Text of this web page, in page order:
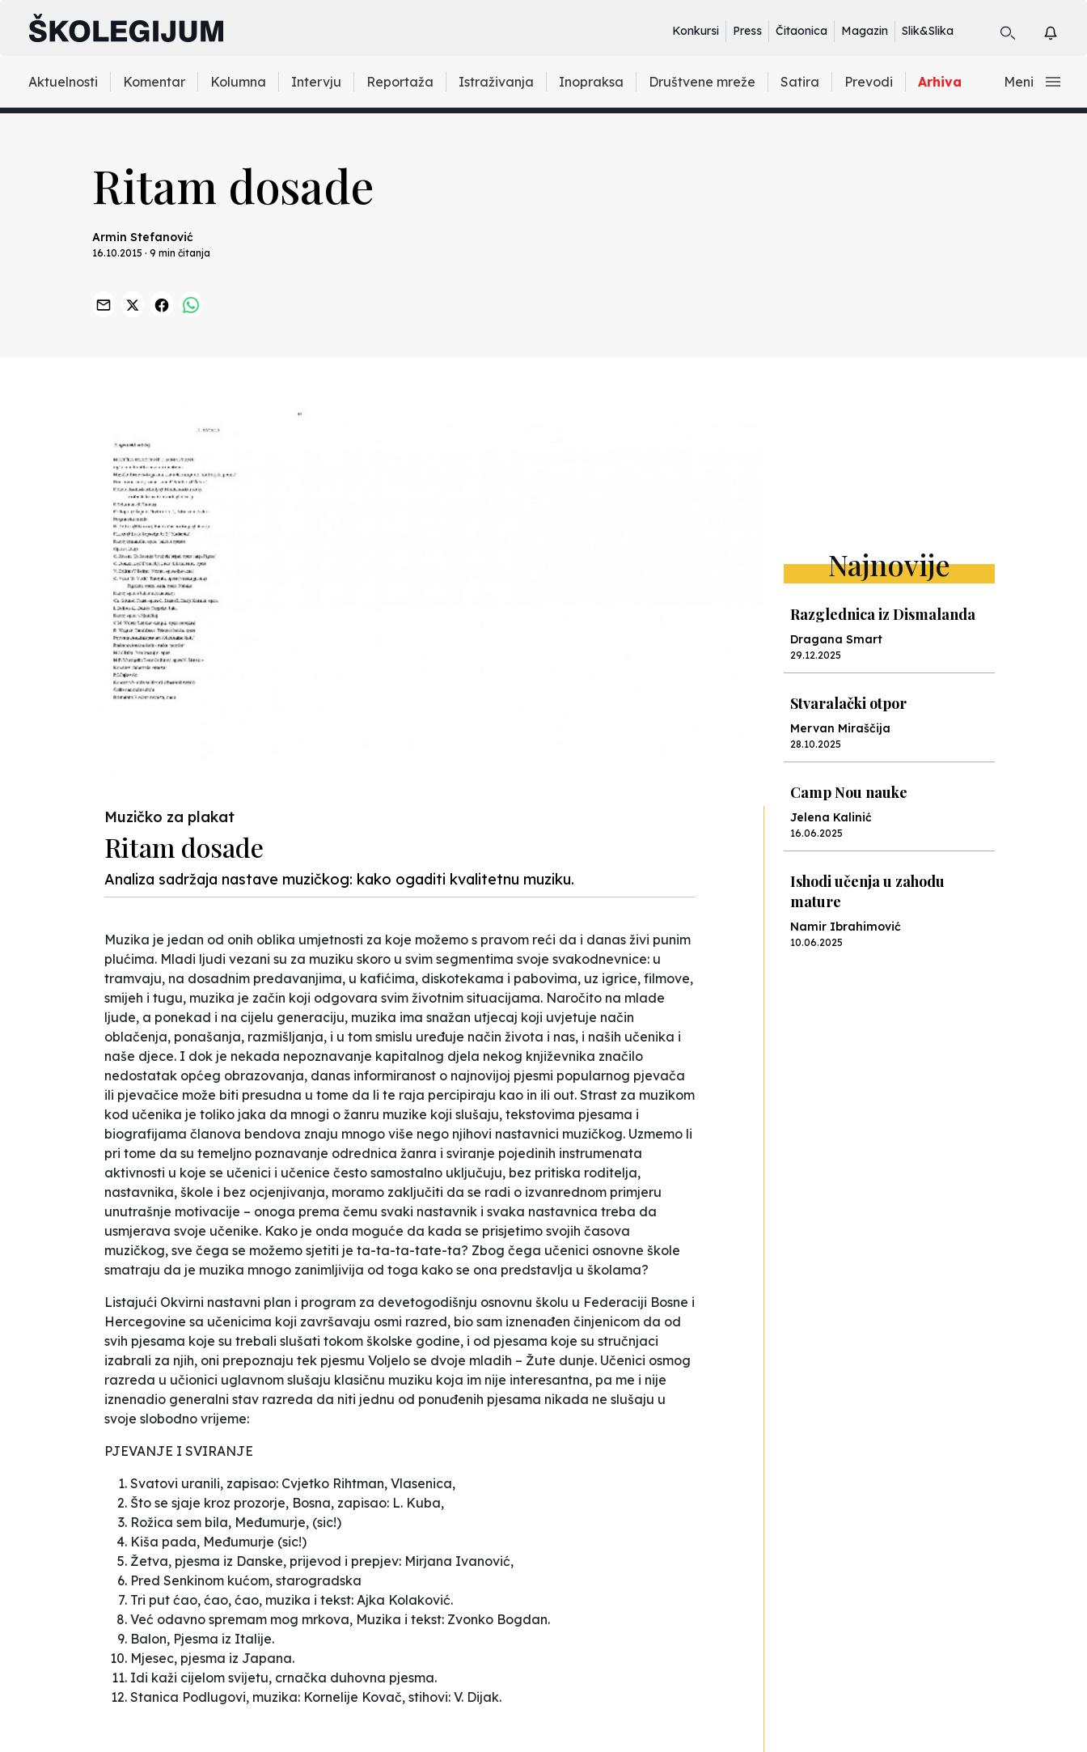
Konkursi Press Čitaonica Magazin Slik&Slika
Aktuelnosti Komentar Kolumna Intervju Reportaža Istraživanja Inopraksa Društvene mreže Satira Prevodi Arhiva Meni
Ritam dosade
Armin Stefanović
16.10.2015 · 9 min čitanja
Muzičko za plakat
Ritam dosade
Analiza sadržaja nastave muzičkog: kako ogaditi kvalitetnu muziku.
Muzika je jedan od onih oblika umjetnosti za koje možemo s pravom reći da i danas živi punim
plućima. Mladi ljudi vezani su za muziku skoro u svim segmentima svoje svakodnevnice: u
tramvaju, na dosadnim predavanjima, u kafićima, diskotekama i pabovima, uz igrice, filmove,
smijeh i tugu, muzika je začin koji odgovara svim životnim situacijama. Naročito na mlade
ljude, a ponekad i na cijelu generaciju, muzika ima snažan utjecaj koji uvjetuje način
oblačenja, ponašanja, razmišljanja, i u tom smislu uređuje način života i nas, i naših učenika i
naše djece. I dok je nekada nepoznavanje kapitalnog djela nekog književnika značilo
nedostatak općeg obrazovanja, danas informiranost o najnovijoj pjesmi popularnog pjevača
ili pjevačice može biti presudna u tome da li te raja percipiraju kao in ili out. Strast za muzikom
kod učenika je toliko jaka da mnogi o žanru muzike koji slušaju, tekstovima pjesama i
biografijama članova bendova znaju mnogo više nego njihovi nastavnici muzičkog. Uzmemo li
pri tome da su temeljno poznavanje odrednica žanra i sviranje pojedinih instrumenata
aktivnosti u koje se učenici i učenice često samostalno uključuju, bez pritiska roditelja,
nastavnika, škole i bez ocjenjivanja, moramo zaključiti da se radi o izvanrednom primjeru
unutrašnje motivacije – onoga prema čemu svaki nastavnik i svaka nastavnica treba da
usmjerava svoje učenike. Kako je onda moguće da kada se prisjetimo svojih časova
muzičkog, sve čega se možemo sjetiti je ta-ta-ta-tate-ta? Zbog čega učenici osnovne škole
smatraju da je muzika mnogo zanimljivija od toga kako se ona predstavlja u školama?
Listajući Okvirni nastavni plan i program za devetogodišnju osnovnu školu u Federaciji Bosne i
Hercegovine sa učenicima koji završavaju osmi razred, bio sam iznenađen činjenicom da od
svih pjesama koje su trebali slušati tokom školske godine, i od pjesama koje su stručnjaci
izabrali za njih, oni prepoznaju tek pjesmu Voljelo se dvoje mladih – Žute dunje. Učenici osmog
razreda u učionici uglavnom slušaju klasičnu muziku koja im nije interesantna, pa me i nije
iznenadio generalni stav razreda da niti jednu od ponuđenih pjesama nikada ne slušaju u
svoje slobodno vrijeme:
PJEVANJE I SVIRANJE
Svatovi uranili, zapisao: Cvjetko Rihtman, Vlasenica,
Što se sjaje kroz prozorje, Bosna, zapisao: L. Kuba,
Rožica sem bila, Međumurje, (sic!)
Kiša pada, Međumurje (sic!)
Žetva, pjesma iz Danske, prijevod i prepjev: Mirjana Ivanović,
Pred Senkinom kućom, starogradska
Tri put ćao, ćao, ćao, muzika i tekst: Ajka Kolaković.
Već odavno spremam mog mrkova, Muzika i tekst: Zvonko Bogdan.
Balon, Pjesma iz Italije.
Mjesec, pjesma iz Japana.
Idi kaži cijelom svijetu, crnačka duhovna pjesma.
Stanica Podlugovi, muzika: Kornelije Kovač, stihovi: V. Dijak.
Najnovije
Razglednica iz Dismalanda
Dragana Smart
29.12.2025
Stvaralački otpor
Mervan Miraščija
28.10.2025
Camp Nou nauke
Jelena Kalinić
16.06.2025
Ishodi učenja u zahodu
mature
Namir Ibrahimović
10.06.2025